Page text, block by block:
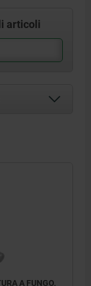
articoli
A FUNGO,